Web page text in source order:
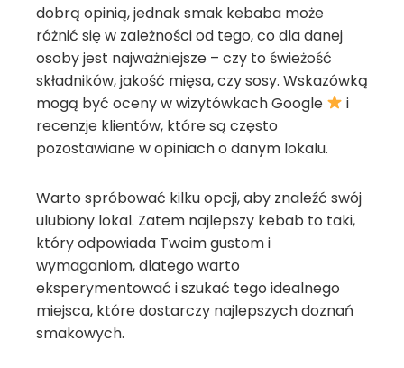
dobrą opinią, jednak smak kebaba może
różnić się w zależności od tego, co dla danej
osoby jest najważniejsze – czy to świeżość
składników, jakość mięsa, czy sosy. Wskazówką
mogą być oceny w wizytówkach Google
i
recenzje klientów, które są często
pozostawiane w opiniach o danym lokalu.
Warto spróbować kilku opcji, aby znaleźć swój
ulubiony lokal. Zatem najlepszy kebab to taki,
który odpowiada Twoim gustom i
wymaganiom, dlatego warto
eksperymentować i szukać tego idealnego
miejsca, które dostarczy najlepszych doznań
smakowych.